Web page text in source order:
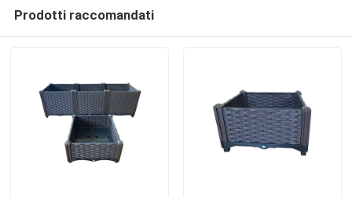
Prodotti raccomandati